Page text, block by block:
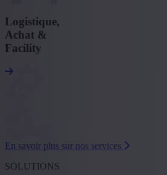
Logistique,
Achat &
Facility
En savoir plus sur nos services
SOLUTIONS